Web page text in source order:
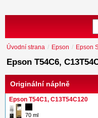
Úvodní strana / Epson / Epson
Epson T54C6,
Originální náplně
Epson T54C1, C13T54C120
70 ml